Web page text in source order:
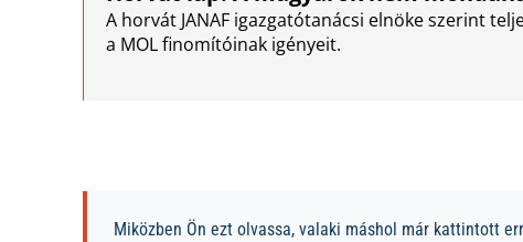
A horvát JANAF igazgatótanácsi elnöke szerint
a MOL finomítóinak igényeit.
Miközben Ön ezt olvassa, valaki máshol már kattintott